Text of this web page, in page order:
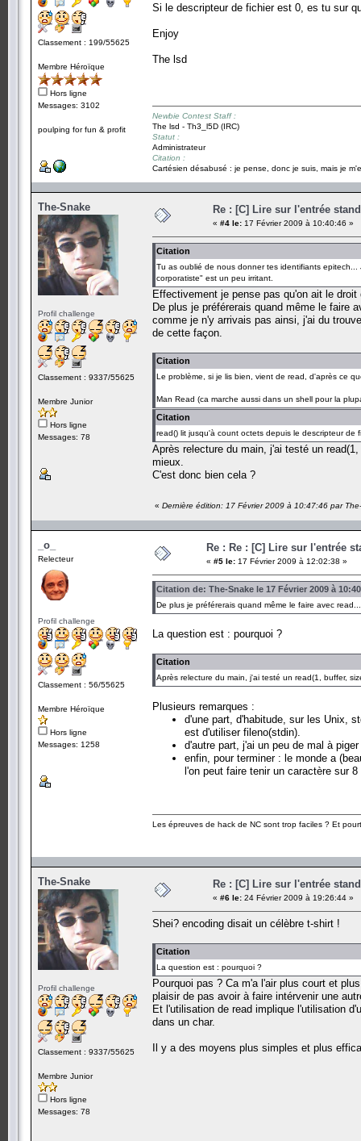
Classement : 199/55625
Membre Héroïque
Hors ligne
Messages: 3102
poulping for fun & profit
Si le descripteur de fichier est 0, es tu sur
Enjoy
The lsd
Newbie Contest Staff :
The lsd - Th3_l5D (IRC)
Statut :
Administrateur
Citation :
Cartésien désabusé : je pense, donc je suis, mais je
The-Snake
Profil challenge
Classement : 9337/55625
Membre Junior
Hors ligne
Messages: 78
Re : [C] Lire sur l'entrée
« #4 le: 17 Février 2009 à 10:40:46 »
Citation
Tu as oublié de nous donner tes identifiants
corporatiste" est un peu irritant.
Effectivement je pense pas qu'on ait le
De plus je préférerais quand même le faire
comme je n'y arrivais pas ainsi, j'ai du
de cette façon.
Citation
Le problème, si je lis bien, vient de read, d'après ce
Man Read (ca marche aussi dans un shell pour la
Citation
read() lit jusqu'à count octets depuis le descripteur de
Après relecture du main, j'ai testé un
mieux.
C'est donc bien cela ?
« Dernière édition: 17 Février 2009 à 10:47:46 par
_o_
Relecteur
Profil challenge
Classement : 56/55625
Membre Héroïque
Hors ligne
Messages: 1258
Re : Re : [C] Lire sur l'entrée
« #5 le: 17 Février 2009 à 12:02:38 »
Citation de: The-Snake le 17 Février 2009 à
De plus je préférerais quand même le faire avec read...
La question est : pourquoi ?
Citation
Après relecture du main, j'ai testé un read(1, buffer,
Plusieurs remarques :
d'une part, d'habitude, sur les Unix,
est d'utiliser fileno(stdin).
d'autre part, j'ai un peu de mal à
enfin, pour terminer : le monde a
l'on peut faire tenir un caractère sur
Les épreuves de hack de NC sont trop faciles ? Et
The-Snake
Profil challenge
Classement : 9337/55625
Membre Junior
Hors ligne
Messages: 78
Re : [C] Lire sur l'entrée
« #6 le: 24 Février 2009 à 19:26:44 »
Shei? encoding disait un célèbre t-shirt !
Citation
La question est : pourquoi ?
Pourquoi pas ? Ca m'a l'air plus court et
plaisir de pas avoir à faire intérvenir une
Et l'utilisation de read implique l'utilisation
dans un char.
Il y a des moyens plus simples et plus